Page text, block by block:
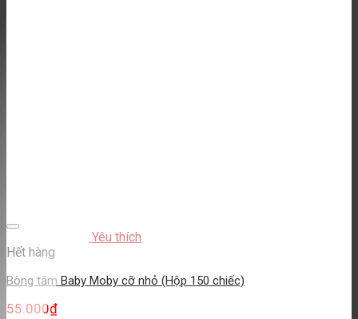
Yêu thích
Hết hàng
Bông tăm Baby Moby cỡ nhỏ (Hộp 150 chiếc)
55.000₫